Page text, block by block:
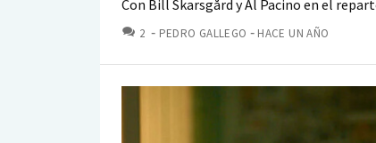
Con Bill Skarsgård y Al Pacino en el
2 COMENTARIOS
PEDRO GALLEGO HACE UN AÑO